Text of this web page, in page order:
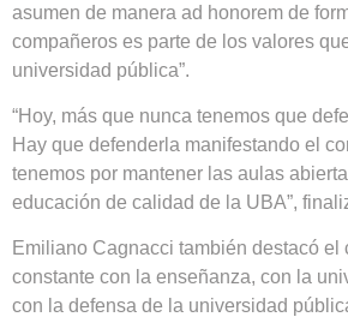
asumen de manera ad honorem de
compañeros es parte de los valores
universidad pública”.
“Hoy, más que nunca tenemos que
Hay que defenderla manifestando el
tenemos por mantener las aulas
educación de calidad de la UBA”,
Emiliano Cagnacci también destacó el
constante con la enseñanza, con la
con la defensa de la universidad